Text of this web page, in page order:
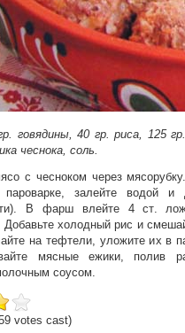
говядины, 40 гр. риса, 125
чеснока, соль.
с чесноком через
залейте водой и
В фарш влейте 4 ст.
Добавьте холодный рис и
на тефтели, уложите их в
мясные ежики, полив
соусом.
votes cast)